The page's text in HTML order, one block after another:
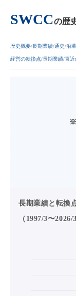
SWCCの歴
歴史概要 長期業績 通史 沿
経営の転換点 長期業績 直近
※
長期業績と転換
（1997/3〜2026/3